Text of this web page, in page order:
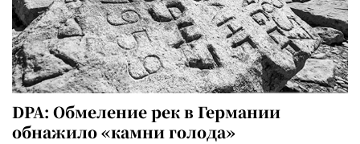
DPA: Обмеление рек в Германии
обнажило «камни голода»